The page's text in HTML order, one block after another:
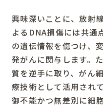
興味深いことに、放射
よるDNA損傷には共通
の遺伝情報を傷つけ、
発がんに関与します。
質を逆手に取り、がん
療技術として活用され
御不能かつ無差別に細